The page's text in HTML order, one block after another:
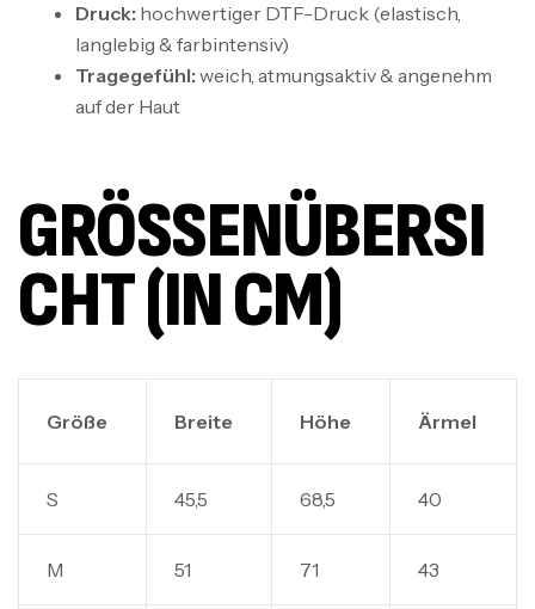
Druck: hochwertiger DTF-Druck (elastisch,
langlebig & farbintensiv)
Tragegefühl: weich, atmungsaktiv & angenehm
auf der Haut
GRÖSSENÜBERSIC
HT (IN CM)
Größe Breite Höhe Ärmel
S 45,5 68,5 40
M 51 71 43